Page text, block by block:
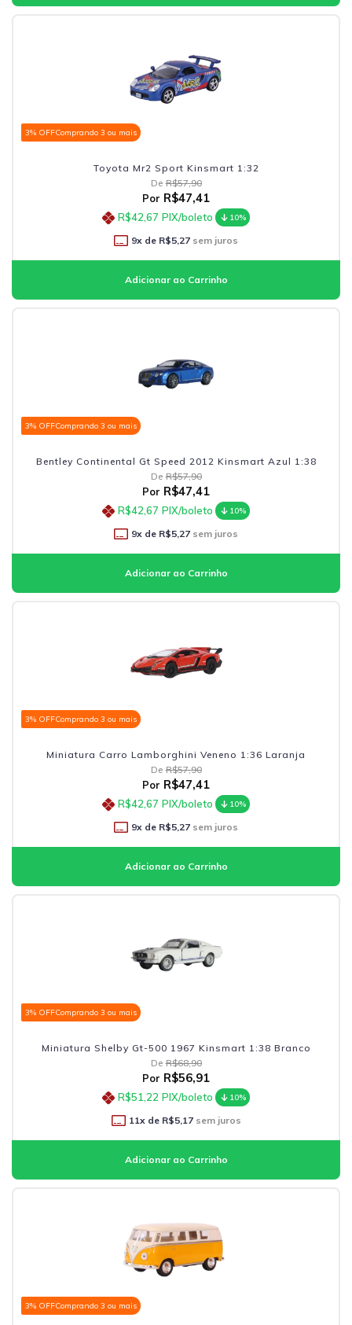
3% OFFComprando 3 ou mais
Toyota Mr2 Sport Kinsmart 1:32
De R$57,90
Por R$47,41
R$42,67 PIX/boleto 10%
9x de R$5,27 sem juros
3% OFFComprando 3 ou mais
Bentley Continental Gt Speed 2012 Kinsmart Azul 1:38
De R$57,90
Por R$47,41
R$42,67 PIX/boleto 10%
9x de R$5,27 sem juros
3% OFFComprando 3 ou mais
Miniatura Carro Lamborghini Veneno 1:36 Laranja
De R$57,90
Por R$47,41
R$42,67 PIX/boleto 10%
9x de R$5,27 sem juros
3% OFFComprando 3 ou mais
Miniatura Shelby Gt-500 1967 Kinsmart 1:38 Branco
De R$68,90
Por R$56,91
R$51,22 PIX/boleto 10%
11x de R$5,17sem juros
3% OFFComprando 3 ou mais